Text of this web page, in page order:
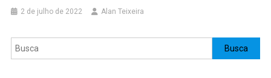
2 de julho de 2022 Alan Teixeira
Pesquisar Busca